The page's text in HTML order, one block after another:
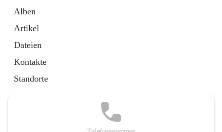
Alben
Artikel
Dateien
Kontakte
Standorte